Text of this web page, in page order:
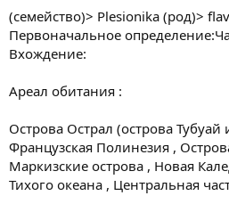
(семейство)> Plesionika (род)>
Первоначальное
Вхождение:
Ареал обитания :
Острова Острал (острова Тубуай
Французская Полинезия ,
Маркизские острова , Новая
Тихого океана , Центральная